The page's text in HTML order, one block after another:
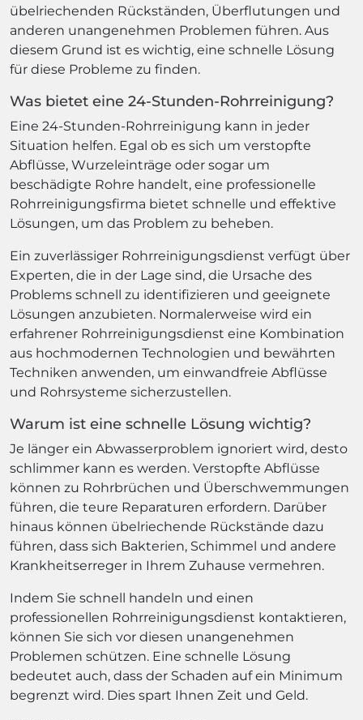
übelriechenden Rückständen, Überflutungen und
anderen unangenehmen Problemen führen. Aus
diesem Grund ist es wichtig, eine schnelle Lösung
für diese Probleme zu finden.
Was bietet eine 24-Stunden-Rohrreinigung?
Eine 24-Stunden-Rohrreinigung kann in jeder
Situation helfen. Egal ob es sich um verstopfte
Abflüsse, Wurzeleinträge oder sogar um
beschädigte Rohre handelt, eine professionelle
Rohrreinigungsfirma bietet schnelle und effektive
Lösungen, um das Problem zu beheben.
Ein zuverlässiger Rohrreinigungsdienst verfügt über
Experten, die in der Lage sind, die Ursache des
Problems schnell zu identifizieren und geeignete
Lösungen anzubieten. Normalerweise wird ein
erfahrener Rohrreinigungsdienst eine Kombination
aus hochmodernen Technologien und bewährten
Techniken anwenden, um einwandfreie Abflüsse
und Rohrsysteme sicherzustellen.
Warum ist eine schnelle Lösung wichtig?
Je länger ein Abwasserproblem ignoriert wird, desto
schlimmer kann es werden. Verstopfte Abflüsse
können zu Rohrbrüchen und Überschwemmungen
führen, die teure Reparaturen erfordern. Darüber
hinaus können übelriechende Rückstände dazu
führen, dass sich Bakterien, Schimmel und andere
Krankheitserreger in Ihrem Zuhause vermehren.
Indem Sie schnell handeln und einen
professionellen Rohrreinigungsdienst kontaktieren,
können Sie sich vor diesen unangenehmen
Problemen schützen. Eine schnelle Lösung
bedeutet auch, dass der Schaden auf ein Minimum
begrenzt wird. Dies spart Ihnen Zeit und Geld.